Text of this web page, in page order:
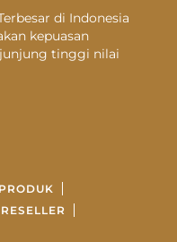
di Indonesia
kepuasan
tinggi nilai
PRODUK